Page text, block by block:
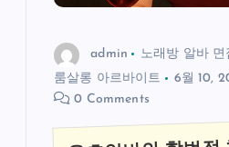
admin
노래방 알바 면
룸살롱 아르바이트
6월 10,
0 Comments